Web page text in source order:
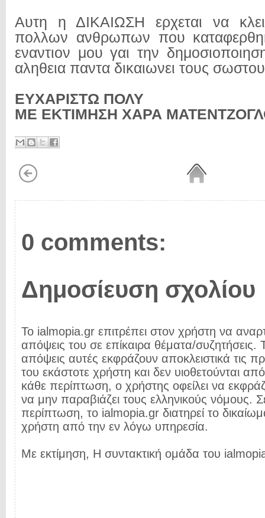
Αυτη η ΔΙΚΑΙΩΣΗ ερχεται να
πολλων ανθρωπων που
εναντιον μου γαι την
αληθεια παντα δικαιωνει τους
ΕΥΧΑΡΙΣΤΩ ΠΟΛΥ
ΜΕ ΕΚΤΙΜΗΣΗ ΧΑΡΑ
0 comments:
Δημοσίευση σχολίου
Το ialmopia.gr επιτρέπει στον χρήστη να
απόψεις του σε επίκαιρα θέματα/συζητήσεις.
απόψεις αυτές εκφράζουν αποκλειστικά τις
του εκάστοτε χρήστη και δεν υιοθετούνται
κάθε περίπτωση, ο χρήστης οφείλει να
να μην παραβιάζει τους ελληνικούς νόμους.
περίπτωση, το ialmopia.gr διατηρεί το
χρήστη από την εν λόγω υπηρεσία.
Με εκτίμηση, Η συντακτική ομάδα του